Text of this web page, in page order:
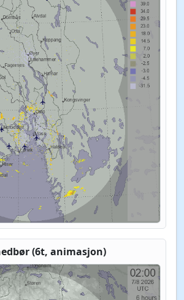
(6t, animasjon)